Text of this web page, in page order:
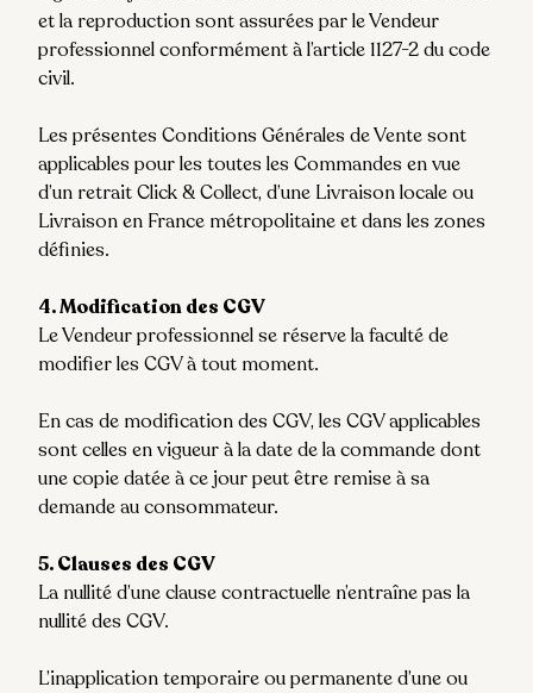
et la reproduction sont assurées par le Vendeur
professionnel conformément à l’article 1127-2 du code
civil.
Les présentes Conditions Générales de Vente sont
applicables pour les toutes les Commandes en vue
d’un retrait Click & Collect, d’une Livraison locale ou
Livraison en France métropolitaine et dans les zones
définies.
4. Modification des CGV
Le Vendeur professionnel se réserve la faculté de
modifier les CGV à tout moment.
En cas de modification des CGV, les CGV applicables
sont celles en vigueur à la date de la commande dont
une copie datée à ce jour peut être remise à sa
demande au consommateur.
5. Clauses des CGV
La nullité d’une clause contractuelle n’entraîne pas la
nullité des CGV.
L’inapplication temporaire ou permanente d’une ou